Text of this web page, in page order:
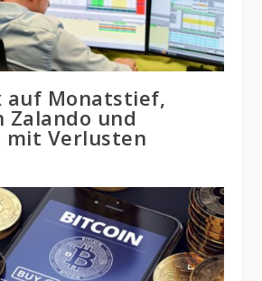
auf Monatstief,
Zalando und
mit Verlusten